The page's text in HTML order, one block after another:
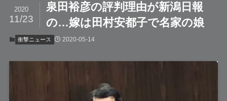
泉田裕彦の評判理由が新潟日報
の…嫁は田村安都子で名家の娘
2020
11/23
衝撃ニュース 2020-05-14